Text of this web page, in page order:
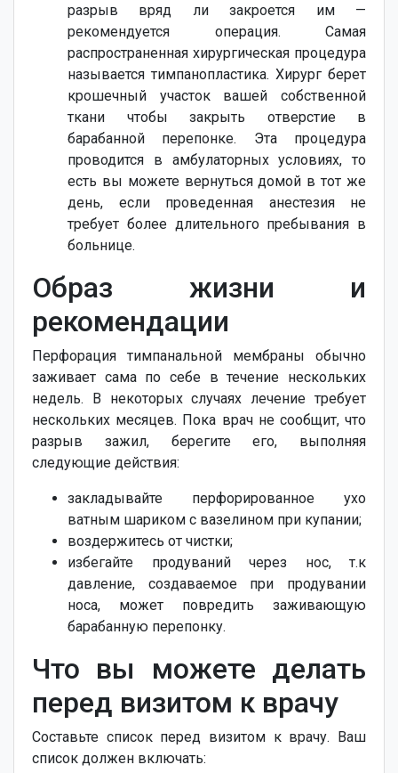
разрыв вряд ли закроется им —
рекомендуется операция. Самая
распространенная хирургическая процедура
называется тимпанопластика. Хирург берет
крошечный участок вашей собственной
ткани чтобы закрыть отверстие в
барабанной перепонке. Эта процедура
проводится в амбулаторных условиях, то
есть вы можете вернуться домой в тот же
день, если проведенная анестезия не
требует более длительного пребывания в
больнице.
Образ жизни и
рекомендации
Перфорация тимпанальной мембраны обычно
заживает сама по себе в течение нескольких
недель. В некоторых случаях лечение требует
нескольких месяцев. Пока врач не сообщит, что
разрыв зажил, берегите его, выполняя
следующие действия:
закладывайте перфорированное ухо
ватным шариком с вазелином при купании;
воздержитесь от чистки;
избегайте продуваний через нос, т.к
давление, создаваемое при продувании
носа, может повредить заживающую
барабанную перепонку.
Что вы можете делать
перед визитом к врачу
Составьте список перед визитом к врачу. Ваш
список должен включать: